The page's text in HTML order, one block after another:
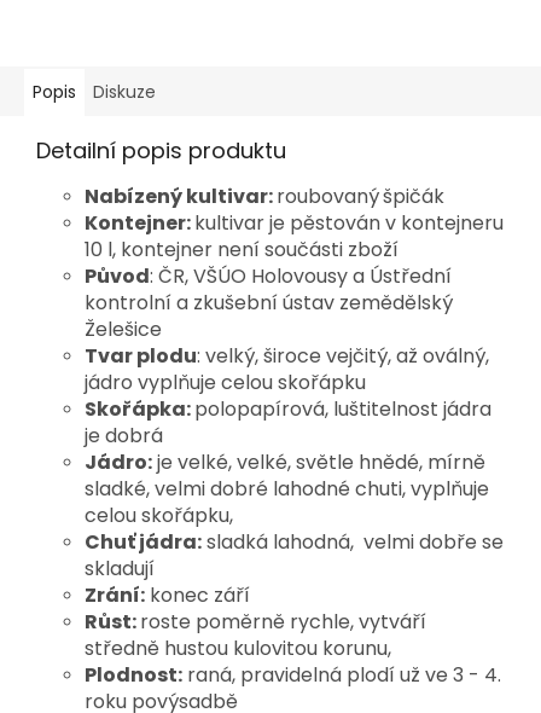
Popis Diskuze
Detailní popis produktu
Nabízený kultivar:roubovanýšpičák
Kontejner:kultivar je pěstován v kontejneru
10 l, kontejner není součásti zboží
Původ: ČR, VŠÚO Holovousy a Ústřední
kontrolní a zkušební ústav zemědělský
Želešice
Tvar plodu: velký, široce vejčitý, až oválný,
jádro vyplňuje celou skořápku
Skořápka:polopapírová, luštitelnost jádra
je dobrá
Jádro:je velké, velké, světle hnědé, mírně
sladké, velmidobré lahodné chuti, vyplňuje
celou skořápku,
Chuť jádra:sladká lahodná, velmi dobře se
skladují
Zrání: konec září
Růst:roste poměrně rychle, vytváří
středně hustou kulovitou korunu,
Plodnost: raná, pravidelná plodí už ve 3 - 4.
roku povýsadbě